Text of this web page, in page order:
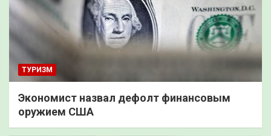
ТУРИЗМ
Экономист назвал дефолт финансовым
оружием США